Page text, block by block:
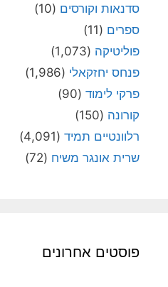
סדנאות וקורסים (10)
ספרים (11)
פוליטיקה (1,073)
פנחס יחזקאלי (1,986)
פרקי לימוד (90)
קורונה (150)
רלוונטיים תמיד (4,091)
שרית אונגר משיח (72)
פוסטים אחרונים